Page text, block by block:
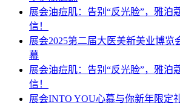
展会油痘肌：告别“反光脸”，雅泊
信！
展会2025第二届大医美新美业博览
幕
展会油痘肌：告别“反光脸”，雅泊
信！
展会INTO YOU心慕与你新年限定